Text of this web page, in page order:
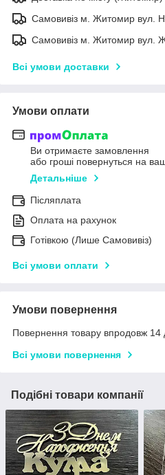
Самовивіз м. Житомир вул.
Самовивіз м. Житомир вул.
Всі умови доставки
Умови оплати
Ви отримаєте замовлення
або гроші повернуться на
Детальніше
Післяплата
Оплата на рахунок
Готівкою (Лише Самовивіз)
Всі умови оплати
Умови повернення
Повернення товару впродовж 14
Всі умови повернення
Подібні товари компанії